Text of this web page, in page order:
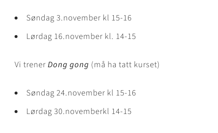
Søndag 3.november kl 15-16
Lørdag 16.november kl. 14-15
Vi trenerDong gong (må ha tatt kurset)
Søndag 24.november kl 15-16
Lørdag 30.novemberkl 14-15